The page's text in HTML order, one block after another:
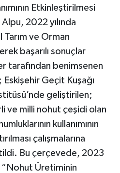
Etkinleştirilmesi
Alpu, 2022 yılında
ve Orman
başarılı sonuçlar
tarafından benimsenen
Geçit Kuşağı
geliştirilen;
ve milli nohut çeşidi olan
kullanımının
çalışmalarına
Bu çerçevede, 2023
“Nohut Üretiminin